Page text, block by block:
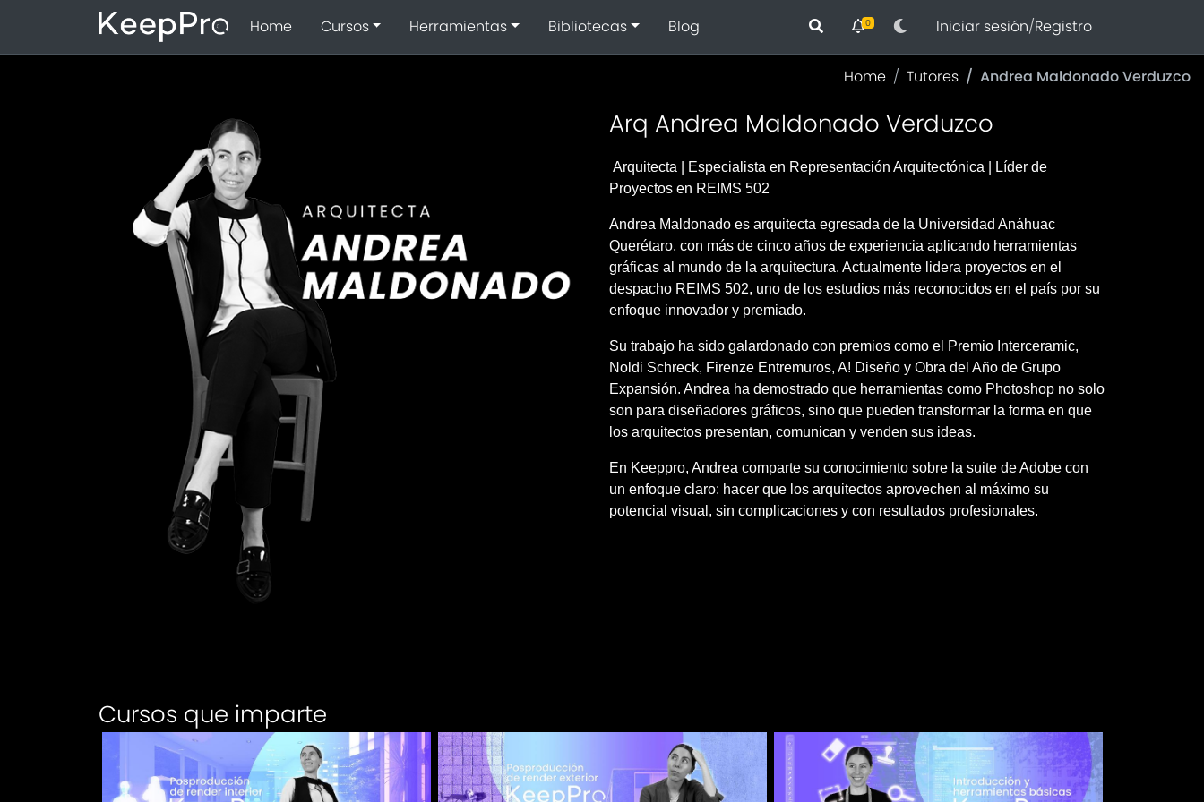
Home Cursos Herramientas Bibliotecas Blog 0 Iniciar sesión/Registro
Home Tutores Andrea Maldonado Verduzco
Arq Andrea Maldonado Verduzco
Arquitecta | Especialista en Representación Arquitectónica | Líder de
Proyectos en REIMS 502
Andrea Maldonado es arquitecta egresada de la Universidad Anáhuac
Querétaro, con más de cinco años de experiencia aplicando herramientas
gráficas al mundo de la arquitectura. Actualmente lidera proyectos en el
despacho REIMS 502, uno de los estudios más reconocidos en el país por su
enfoque innovador y premiado.
Su trabajo ha sido galardonado con premios como el Premio Interceramic,
Noldi Schreck, Firenze Entremuros, A! Diseño y Obra del Año de Grupo
Expansión. Andrea ha demostrado que herramientas como Photoshop no solo
son para diseñadores gráficos, sino que pueden transformar la forma en que
los arquitectos presentan, comunican y venden sus ideas.
En Keeppro, Andrea comparte su conocimiento sobre la suite de Adobe con
un enfoque claro: hacer que los arquitectos aprovechen al máximo su
potencial visual, sin complicaciones y con resultados profesionales.
Cursos que imparte